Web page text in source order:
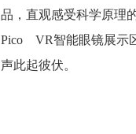
品，直观感受科学原理
Pico VR智能眼镜展示
声此起彼伏。